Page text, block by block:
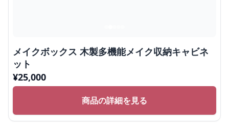
メイクボックス 木製多機能メイク収納キャビネ
ット
¥25,000
商品の詳細を見る